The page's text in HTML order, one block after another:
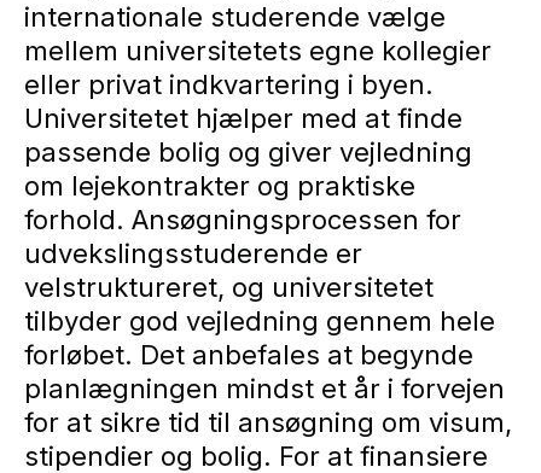
internationale studerende vælge
mellem universitetets egne kollegier
eller privat indkvartering i byen.
Universitetet hjælper med at finde
passende bolig og giver vejledning
om lejekontrakter og praktiske
forhold. Ansøgningsprocessen for
udvekslingsstuderende er
velstruktureret, og universitetet
tilbyder god vejledning gennem hele
forløbet. Det anbefales at begynde
planlægningen mindst et år i forvejen
for at sikre tid til ansøgning om visum,
stipendier og bolig. For at finansiere